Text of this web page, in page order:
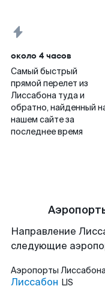
около 4 часов
Самый быстрый
прямой перелет из
Лиссабона туда и
обратно, найденный
нашем сайте за
последнее время
Направление
следующие
Аэропорты
Лиссабон LIS